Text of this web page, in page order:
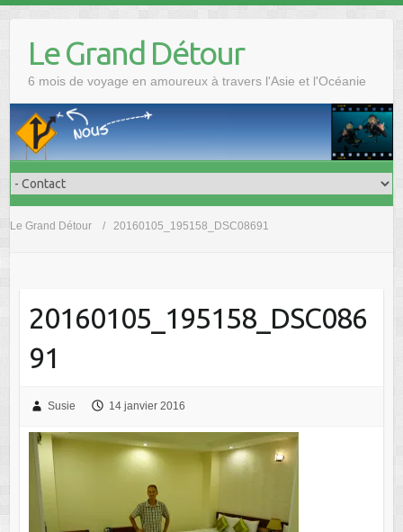
Le Grand Détour
6 mois de voyage en amoureux à travers l'Asie et l'Océanie
Le Grand Détour 20160105_195158_DSC08691
20160105_195158_DSC086
91
Susie 14 janvier 2016